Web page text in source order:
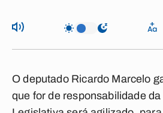
O deputado Ricardo Marcelo
que for de responsabilidade